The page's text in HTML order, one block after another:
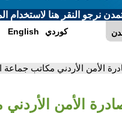
نرجو النقر هنا لاستخدام
English كوردي
الأمن الأردني مكاتب جماعة
الأمن